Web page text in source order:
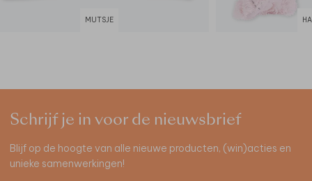
MUTSJE
Schrijf je in voor de nieuwsbrief
Blijf op de hoogte van alle nieuwe producten, (win)acties en
unieke samenwerkingen!